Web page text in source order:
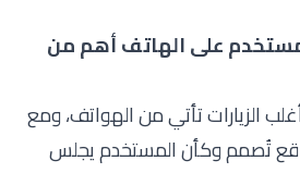
على الهاتف أهم من
الزيارات تأتي من الهواتف، ومع
تُصمم وكأن المستخدم يجلس